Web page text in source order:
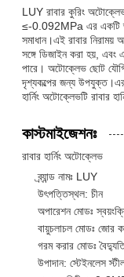
LUY রাবার কুরিং
≤-0.092MPa এর একটি
সমাধান।এই রাবার
সঙ্গে ডিজাইন করা হয়,
পারে। অটোক্লেভ ছোট
দৃশ্যকল্পের জন্য উপযুক্ত।এর
হার্নিং অটোক্লেভটি রাবার
কাস্টমাইজেশনঃ
রাবার হার্নিং অটোক্লেভ
ব্র্যান্ড নামঃ LUY
উৎপত্তিস্থল: চীন
অপারেশন মোডঃ
বায়ুচলাচল মোডঃ জোর
গরম করার মোডঃ
উপাদান: স্টেইনলেস